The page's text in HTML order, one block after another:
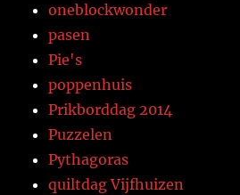
oneblockwonder
pasen
Pie's
poppenhuis
Prikborddag 2014
Puzzelen
Pythagoras
quiltdag Vijfhuizen